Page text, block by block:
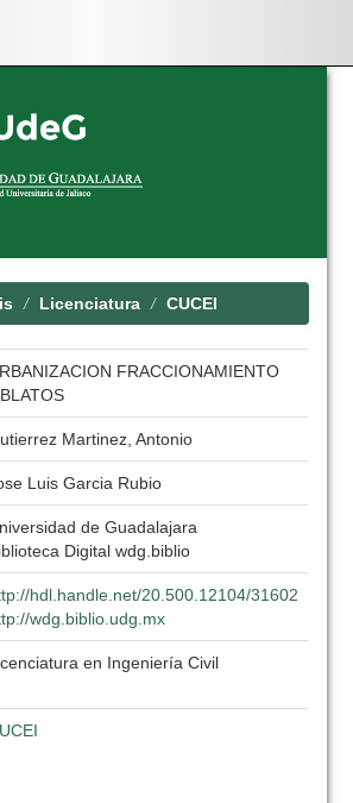
Licenciatura CUCEI
FRACCIONAMIENTO
Martinez, Antonio
Luis Garcia Rubio
de Guadalajara
Digital wdg.biblio
hdl.handle.net/20.500.12104/31602
wdg.biblio.udg.mx
en Ingeniería Civil